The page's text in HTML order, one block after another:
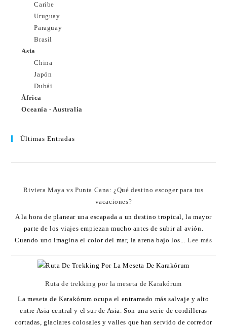
Caribe
Uruguay
Paraguay
Brasil
Asia
China
Japón
Dubái
África
Oceanía - Australia
Últimas Entradas
Riviera Maya vs Punta Cana: ¿Qué destino escoger para tus
vacaciones?
A la hora de planear una escapada a un destino tropical, la mayor
parte de los viajes empiezan mucho antes de subir al avión.
Cuando uno imagina el color del mar, la arena bajo los...Lee más
Ruta de trekking por la meseta de Karakórum
La meseta de Karakórum ocupa el entramado más salvaje y alto
entre Asia central y el sur de Asia. Son una serie de cordilleras
cortadas, glaciares colosales y valles que han servido de corredor